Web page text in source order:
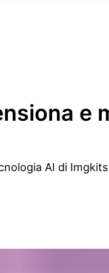
e
AI di Imgkits